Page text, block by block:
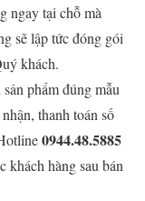
ngay tại chỗ mà
sẽ lập tức đóng gói
khách.
phẩm đúng mẫu
thanh toán số
0944.48.5885
khách hàng sau bán